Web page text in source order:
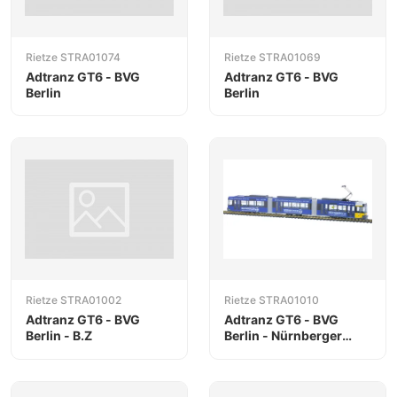
Rietze STRA01074
Adtranz GT6 - BVG
Berlin
Rietze STRA01069
Adtranz GT6 - BVG
Berlin
Rietze STRA01002
Adtranz GT6 - BVG
Berlin - B.Z
Rietze STRA01010
Adtranz GT6 - BVG
Berlin - Nürnberger